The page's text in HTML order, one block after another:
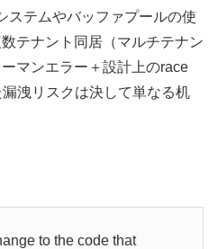
ステムやバッファプールの使
テナント同居（マルチテナン
マンエラー＋設計上のrace
洩リスクは決して単なる机
to the code that